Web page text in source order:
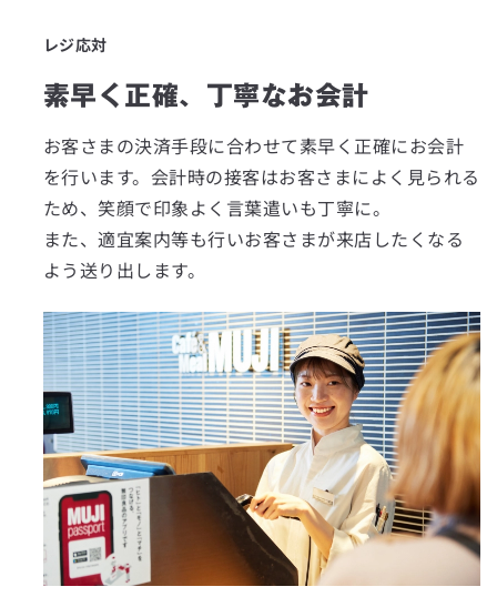
レジ応対
素早く正確、丁寧なお会計
お客さまの決済手段に合わせて素早く正確にお会計
を行います。会計時の接客はお客さまによく見られる
ため、笑顔で印象よく言葉遣いも丁寧に。
また、適宜案内等も行いお客さまが来店したくなる
よう送り出します。
エリアを選択
選択をクリア
北海道
青森県
岩手県
宮城県